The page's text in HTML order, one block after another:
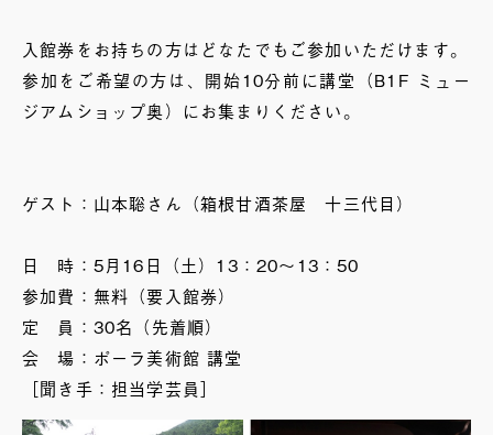
入館券をお持ちの方はどなたでもご参加いただけます。
参加をご希望の方は、開始10分前に講堂（B1F ミュー
ジアムショップ奥）にお集まりください。
ゲスト：山本聡さん（箱根甘酒茶屋 十三代目）
日 時：5月16日（土）13：20～13：50
参加費：無料（要入館券）
定 員：30名（先着順）
会 場：ポーラ美術館 講堂
［聞き手：担当学芸員］